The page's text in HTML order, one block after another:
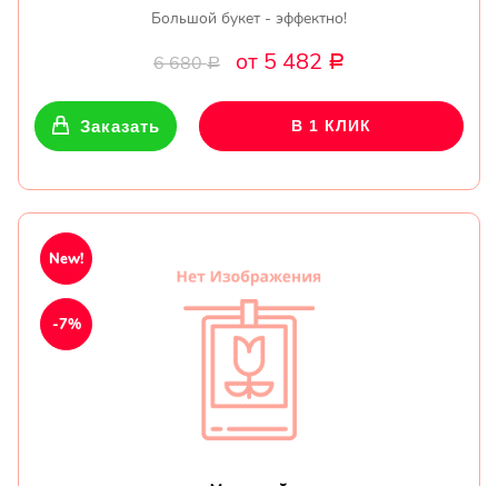
Большой букет - эффектно!
6 680Р от 5 482 Р
Заказать В 1 КЛИК
New!
-7%